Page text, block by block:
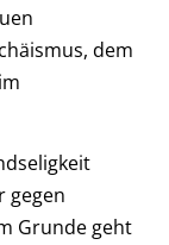
dem
gegen
Grunde geht